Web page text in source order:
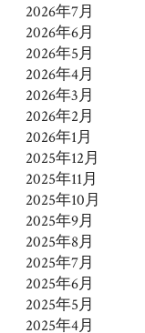
2026年7月
2026年6月
2026年5月
2026年4月
2026年3月
2026年2月
2026年1月
2025年12月
2025年11月
2025年10月
2025年9月
2025年8月
2025年7月
2025年6月
2025年5月
2025年4月